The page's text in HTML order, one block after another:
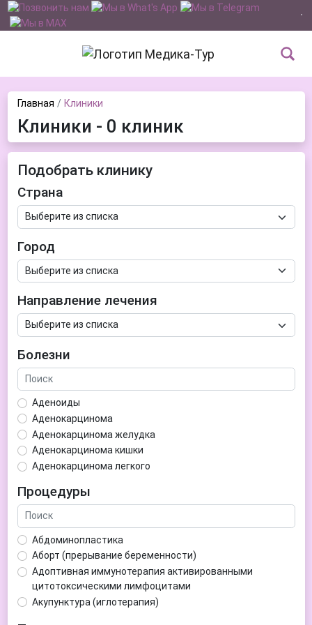
Главная Клиники
Клиники - 0 клиник
Подобрать клинику
Страна
Город
Направление лечения
Болезни
Аденоиды
Аденокарцинома
Аденокарцинома желудка
Аденокарцинома кишки
Аденокарцинома легкого
Аденома гипофиза
Аденома простаты
Аденома щитовидной железы
Аденомиоз
Адентия
Азооспермия
Акне (угри)
Алкоголизм
Процедуры
Абдоминопластика
Аборт (прерывание беременности)
Адоптивная иммунотерапия активированными
цитотоксическими лимфоцитами
Акупунктура (иглотерапия)